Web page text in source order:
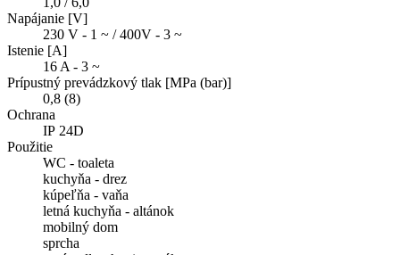
Napájanie [V]
230 V - 1 ~ / 400V - 3 ~
Istenie [A]
16 A - 3 ~
Prípustný prevádzkový tlak [MPa (bar)]
0,8 (8)
Ochrana
IP 24D
Použitie
WC - toaleta
kuchyňa - drez
kúpeľňa - vaňa
letná kuchyňa - altánok
mobilný dom
sprcha